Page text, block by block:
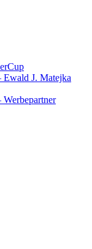
Ewald J. Matejka